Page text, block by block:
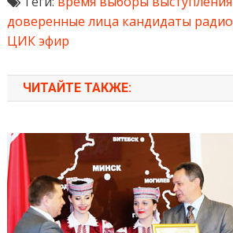
доверенные лица кандидаты радио
ЦИКэфир
ЧИТАЙТЕ ТАКЖЕ: